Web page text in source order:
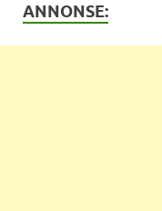
ANNONSE: